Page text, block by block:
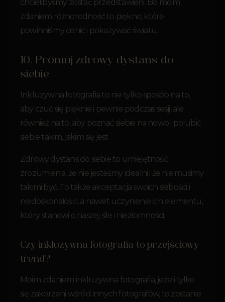
chcielibyśmy zostać przedstawieni. Bo moim
zdaniem różnorodność to piękno, które
powinniśmy cenić i pokazywać światu.
10. Promuj zdrowy dystans do
siebie
Inkluzywna fotografia to nie tylko sposób na to,
aby czuć się pięknie i pewnie podczas sesji, ale
również na to, aby poznać siebie na nowo i polubić
siebie takim, jakim się jest.
Zdrowy dystans do siebie to umiejętność
zrozumienia, że nie jesteśmy idealni i że nie musimy
takimi być. To także akceptacja swoich słabości i
niedoskonałości, a nawet uczynienie ich elementu,
który stanowi o naszej sile i niezłomności.
Czy inkluzywna fotografia to przejściowy
trend?
Moim zdaniem inkluzywna fotografia, jeżeli tylko
się zakorzeni wśród innych fotografów, to zostanie